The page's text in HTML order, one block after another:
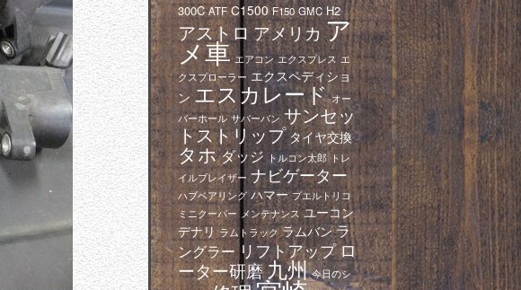
300C ATF C1500 F150 GMC H2
アストロアメリカア
メ車 エアコン エクスプレス エ
クスプローラー エクスペディショ
ン エスカレード オー
バーホール サバーバン サンセッ
トストリップ タイヤ交換
タホダッジ トルコン太郎 トレ
イルブレイザー ナビゲーター
ハブベアリング ハマー プエルトリコ
ミニクーパー メンテナンス ユーコン
デナリ ラムトラック ラムバン ラ
ングラー リフトアップロ
ーター研磨九州 今日のシ